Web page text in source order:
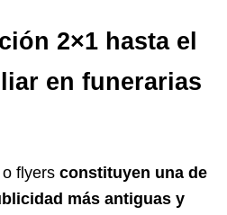
2×1 hasta el
en funerarias
flyers constituyen una de
más antiguas y